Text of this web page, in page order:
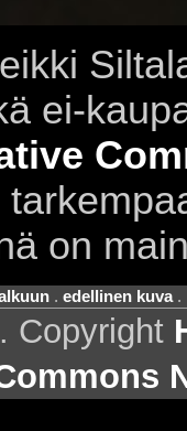
ei-
on
. edellinen kuva.
. Copyright